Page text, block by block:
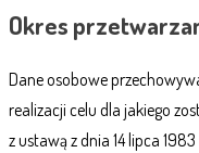
Okres
Dane osobowe
realizacji celu dla jakiego
z ustawą z dnia 14 lipca